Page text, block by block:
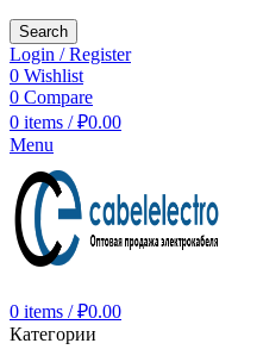
Search
Login / Register
0 Wishlist
0 Compare
0 items / ₽0.00
Menu
0 items / ₽0.00
Категории